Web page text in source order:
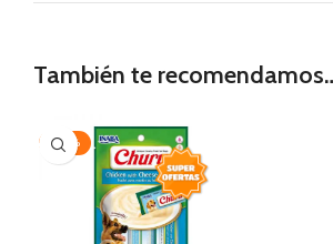
También te
-20%